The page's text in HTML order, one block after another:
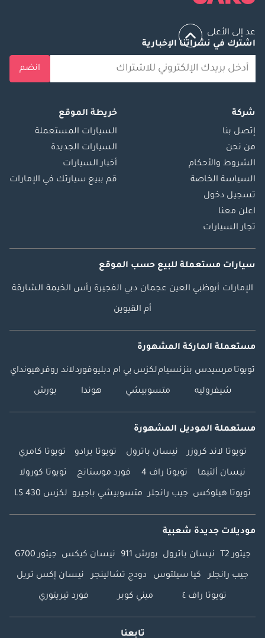
عد إلى الأعلى
اشترك في نشراتنا الإخبارية
انضم
شركة
إتصل بنا
من نحن
الشروط والأحكام
السياسة الخاصة
تسجيل دخول
اعلن معنا
تجار السيارات
خريطة الموقع
السيارات المستعملة
السيارات الجديدة
أخبار السيارات
قم ببيع سيارتك في الإمارات
سيارات مستعملة للبيع حسب الموقع
الإمارات أبوظبي العين عجمان دبي الفجيرة رأس الخيمة الشارقة
أم القيوين
مستعملة الماركة المشهورة
تويوتا مرسيدس بنزنسياملكزس بي ام دبليوفوردلاند روفرهيونداي
شيفروليه متسوبيشي هوندا بورش
مستعملة الموديل المشهورة
تويوتا لاند كروزر نيسان باترول تويوتا برادو تويوتا كامري
نيسان ألتيما تويوتا راف 4 فورد موستانج تويوتا كورولا
تويوتا هيلوكس جيب رانجلر متسوبيشي باجيرو لكزس LS 430
موديلات جديدة شعبية
جيتور T2 نيسان باترول بورش 911 نيسان كيكس جيتور G700
جيب رانجلر كيا سيلتوس دودج تشالينجر نيسان إكس تريل
تويوتا راف ٤ ميني كوبر فورد تيريتوري
تابعنا